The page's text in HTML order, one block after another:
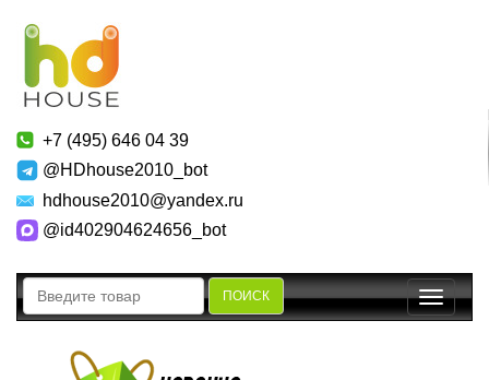
+7 (495) 646 04 39
@HDhouse2010_bot
hdhouse2010@yandex.ru
@id402904624656_bot
ПОИСК
Toggle